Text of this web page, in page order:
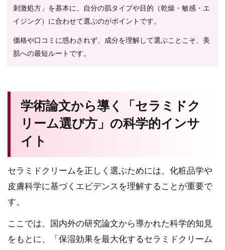
刺激処方」を基本に、自分の肌タイプや目的（乾燥・敏感・エ
イジング）に合わせて選ぶのがポイントです。
価格や口コミに惑わされず、成分を理解して選ぶことこそ、美
肌への最短ルートです。
学術論文から導く「セラミドク
リーム選び方」の科学的インサ
イト
セラミドクリームを正しく選ぶためには、化粧品学や
皮膚科学に基づくエビデンスを理解することが重要で
す。
ここでは、国内外の研究論文から導かれた科学的知見
をもとに、「保湿効果を最大化するセラミドクリーム